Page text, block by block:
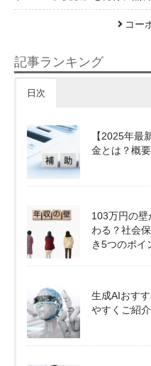
コー
記事ランキング
日次
【2025年最
金とは？概
103万円の
わる？社会
き5つのポイ
生成AIおす
やすくご紹介